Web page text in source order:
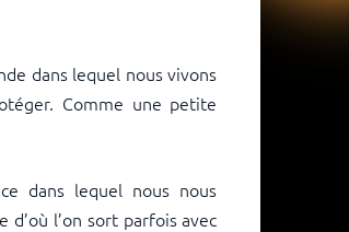
dans lequel nous vivons
Comme une petite
dans lequel nous nous
l’on sort parfois avec